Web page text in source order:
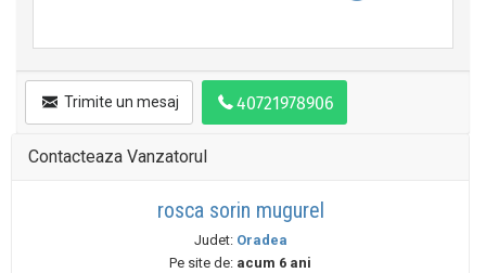
Trimite un mesaj
Contacteaza Vanzatorul
rosca sorin mugurel
Judet: Oradea
Pe site de: acum 6 ani